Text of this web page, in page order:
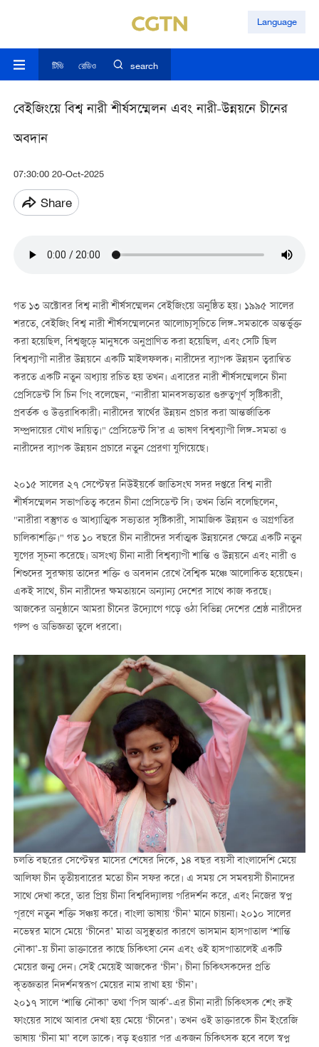
Language
টিভি রেডিও search
বেইজিংয়ে বিশ্ব নারী শীর্ষসম্মেলন এবং নারী-উন্নয়নে চীনের
অবদান
07:30:00 20-Oct-2025
Share
গত ১৩ অক্টোবর বিশ্ব নারী শীর্ষসম্মেলন বেইজিংয়ে অনুষ্ঠিত হয়। ১৯৯৫ সালের
শরতে, বেইজিং বিশ্ব নারী শীর্ষসম্মেলনের আলোচ্যসূচিতে লিঙ্গ-সমতাকে অন্তর্ভুক্ত
করা হয়েছিল, বিশ্বজুড়ে মানুষকে অনুপ্রাণিত করা হয়েছিল, এবং সেটি ছিল
বিশ্বব্যাপী নারীর উন্নয়নে একটি মাইলফলক। নারীদের ব্যাপক উন্নয়ন ত্বরান্বিত
করতে একটি নতুন অধ্যায় রচিত হয় তখন। এবারের নারী শীর্ষসম্মেলনে চীনা
প্রেসিডেন্ট সি চিন পিং বলেছেন, "নারীরা মানবসভ্যতার গুরুত্বপূর্ণ সৃষ্টিকারী,
প্রবর্তক ও উত্তরাধিকারী। নারীদের স্বার্থের উন্নয়ন প্রচার করা আন্তর্জাতিক
সম্প্রদায়ের যৌথ দায়িত্ব।" প্রেসিডেন্ট সি’র এ ভাষণ বিশ্বব্যাপী লিঙ্গ-সমতা ও
নারীদের ব্যাপক উন্নয়ন প্রচারে নতুন প্রেরণা যুগিয়েছে।
২০১৫ সালের ২৭ সেপ্টেম্বর নিউইয়র্কে জাতিসংঘ সদর দপ্তরে বিশ্ব নারী
শীর্ষসম্মেলন সভাপতিত্ব করেন চীনা প্রেসিডেন্ট সি। তখন তিনি বলেছিলেন,
"নারীরা বস্তুগত ও আধ্যাত্মিক সভ্যতার সৃষ্টিকারী, সামাজিক উন্নয়ন ও অগ্রগতির
চালিকাশক্তি।" গত ১০ বছরে চীন নারীদের সর্বাত্মক উন্নয়নের ক্ষেত্রে একটি নতুন
যুগের সূচনা করেছে। অসংখ্য চীনা নারী বিশ্বব্যাপী শান্তি ও উন্নয়নে এবং নারী ও
শিশুদের সুরক্ষায় তাদের শক্তি ও অবদান রেখে বৈশ্বিক মঞ্চে আলোকিত হয়েছেন।
একই সাথে, চীন নারীদের ক্ষমতায়নে অন্যান্য দেশের সাথে কাজ করছে।
আজকের অনুষ্ঠানে আমরা চীনের উদ্যোগে গড়ে ওঠা বিভিন্ন দেশের শ্রেষ্ঠ নারীদের
গল্প ও অভিজ্ঞতা তুলে ধরবো।
চলতি বছরের সেপ্টেম্বর মাসের শেষের দিকে, ১৪ বছর বয়সী বাংলাদেশি মেয়ে
আলিফা চীন তৃতীয়বারের মতো চীন সফর করে। এ সময় সে সমবয়সী চীনাদের
সাথে দেখা করে, তার প্রিয় চীনা বিশ্ববিদ্যালয় পরিদর্শন করে, এবং নিজের স্বপ্ন
পূরণে নতুন শক্তি সঞ্চয় করে। বাংলা ভাষায় ‘চীন’ মানে চায়না। ২০১০ সালের
নভেম্বর মাসে মেয়ে ‘চীনের’ মাতা অসুস্থতার কারণে ভাসমান হাসপাতাল ‘শান্তি
নৌকা’-য় চীনা ডাক্তারের কাছে চিকিত্সা নেন এবং ওই হাসপাতালেই একটি
মেয়ের জন্ম দেন। সেই মেয়েই আজকের ‘চীন’। চীনা চিকিত্সকদের প্রতি
কৃতজ্ঞতার নিদর্শনস্বরূপ মেয়ের নাম রাখা হয় ‘চীন’।
২০১৭ সালে ‘শান্তি নৌকা’ তথা ‘পিস আর্ক’-এর চীনা নারী চিকিত্সক শেং রুই
ফাংয়ের সাথে আবার দেখা হয় মেয়ে ‘চীনের’। তখন ওই ডাক্তারকে চীন ইংরেজি
ভাষায় ‘চীনা মা’ বলে ডাকে। বড় হওয়ার পর একজন চিকিত্সক হবে বলে স্বপ্ন